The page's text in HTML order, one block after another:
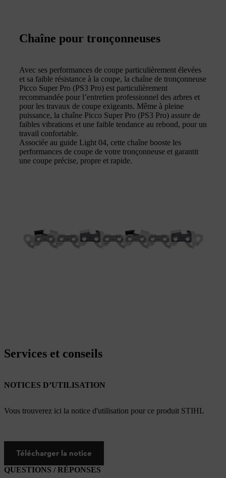
Chaîne pour tronçonneuses
Avec ses performances de coupe particulièrement élevées
et sa faible résistance à la coupe, la chaîne de tronçonneuse
Picco Super Pro (PS3 Pro) est particulièrement
recommandée pour l’entretien professionnel des arbres et
pour les travaux de coupe exigeants. Même à pleine
puissance, la chaîne Picco Super Pro (PS3 Pro) assure de
faibles vibrations et une faible tendance au rebond, pour un
travail confortable.
Associée au guide Light 04, cette chaîne booste les
performances de coupe de votre tronçonneuse et garantit
une coupe précise, propre et rapide.
Services et conseils
NOTICES D’UTILISATION
Vous trouverez ici la notice d'utilisation pour ce produit STIHL
Télécharger la notice
QUESTIONS / RÉPONSES